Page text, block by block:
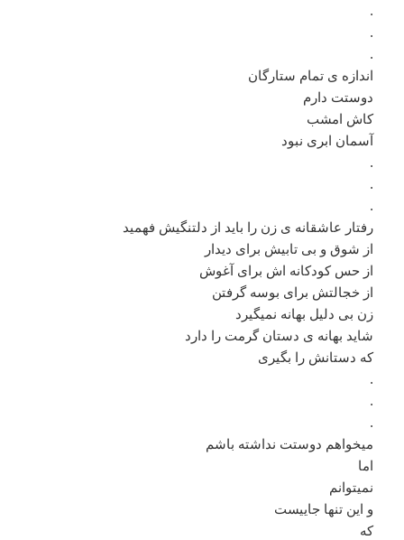
.
.
.
اندازه ی تمام ستارگان
دوستت دارم
کاش امشب
آسمان ابری نبود
.
.
.
رفتار عاشقانه ی زن را باید از دلتنگیش فهمید
از شوق و بی تابیش برای دیدار
از حس کودکانه اش برای آغوش
از خجالتش برای بوسه گرفتن
زن بی دلیل بهانه نمیگیرد
شاید بهانه ی دستان گرمت را دارد
که دستانش را بگیری
.
.
.
میخواهم دوستت نداشته باشم
اما
نمیتوانم
و این تنها جاییست
که